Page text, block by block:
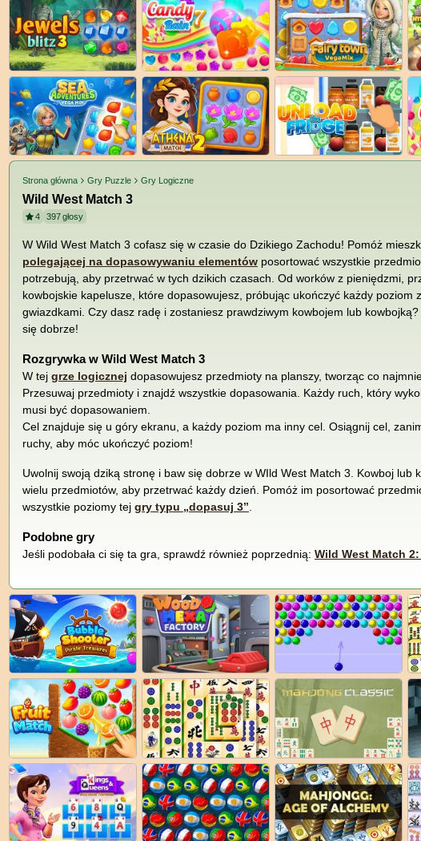
Strona główna Gry Puzzle Gry Logiczne
Wild West Match 3
4 397głosy
W Wild West Match 3 cofasz się w czasie do Dzikiego Zachodu! Pomóż
polegającej na dopasowywaniu elementów posortować wszystkie
potrzebują, aby przetrwać w tych dzikich czasach. Od worków z pieniędzmi,
kowbojskie kapelusze, które dopasowujesz, próbując ukończyć każdy poziom
gwiazdkami. Czy dasz radę i zostaniesz prawdziwym kowbojem lub
się dobrze!
Rozgrywka w Wild West Match 3
W tej grze logicznej dopasowujesz przedmioty na planszy, tworząc co
Przesuwaj przedmioty i znajdź wszystkie dopasowania. Każdy ruch, który
musi być dopasowaniem.
Cel znajduje się u góry ekranu, a każdy poziom ma inny cel. Osiągnij cel,
ruchy, aby móc ukończyć poziom!
Uwolnij swoją dziką stronę i baw się dobrze w WIld West Match 3. Kowboj lub
wielu przedmiotów, aby przetrwać każdy dzień. Pomóż im posortować
wszystkie poziomy tej gry typu „dopasuj 3”.
Podobne gry
Jeśli podobała ci się ta gra, sprawdź również poprzednią: Wild West Match